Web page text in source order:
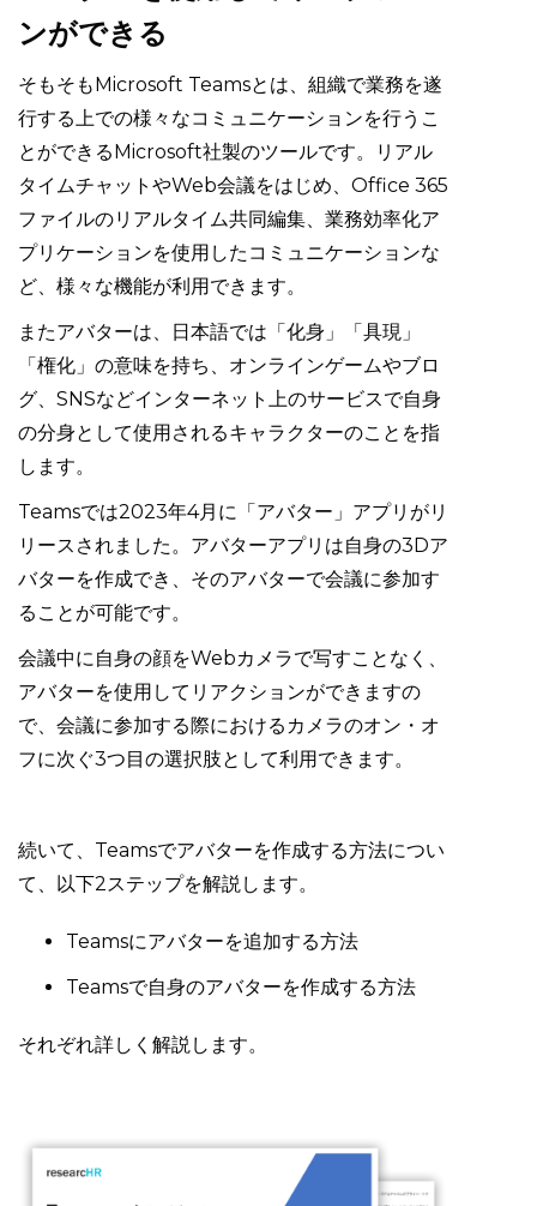
ンができる
そもそもMicrosoft Teamsとは、組織で業務を遂
行する上での様々なコミュニケーションを行うこ
とができるMicrosoft社製のツールです。リアル
タイムチャットやWeb会議をはじめ、Office 365
ファイルのリアルタイム共同編集、業務効率化ア
プリケーションを使用したコミュニケーションな
ど、様々な機能が利用できます。
またアバターは、日本語では「化身」「具現」
「権化」の意味を持ち、オンラインゲームやブロ
グ、SNSなどインターネット上のサービスで自身
の分身として使用されるキャラクターのことを指
します。
Teamsでは2023年4月に「アバター」アプリがリ
リースされました。アバターアプリは自身の3Dア
バターを作成でき、そのアバターで会議に参加す
ることが可能です。
会議中に自身の顔をWebカメラで写すことなく、
アバターを使用してリアクションができますの
で、会議に参加する際におけるカメラのオン・オ
フに次ぐ3つ目の選択肢として利用できます。
続いて、Teamsでアバターを作成する方法につい
て、以下2ステップを解説します。
Teamsにアバターを追加する方法
Teamsで自身のアバターを作成する方法
それぞれ詳しく解説します。